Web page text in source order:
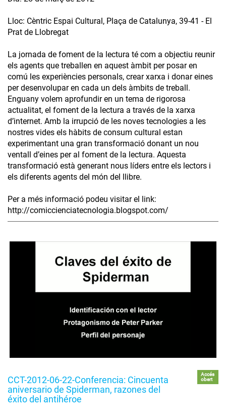
Lloc: Cèntric Espai Cultural, Plaça de Catalunya, 39-41 - El
Prat de Llobregat
La jornada de foment de la lectura té com a objectiu reunir
els agents que treballen en aquest àmbit per posar en
comú les experiències personals, crear xarxa i donar eines
per desenvolupar en cada un dels àmbits de treball.
Enguany volem aprofundir en un tema de rigorosa
actualitat, el foment de la lectura a través de la xarxa
d’internet. Amb la irrupció de les noves tecnologies a les
nostres vides els hàbits de consum cultural estan
experimentant una gran transformació donant un nou
ventall d’eines per al foment de la lectura. Aquesta
transformació està generant nous líders entre els lectors i
els diferents agents del món del llibre.
Per a més informació podeu visitar el link:
http://comiccienciatecnologia.blogspot.com/
CCT-2012-06-22-Conferencia: Cincuenta
aniversario de Spiderman, razones del
éxito del antihéroe
Accés
obert